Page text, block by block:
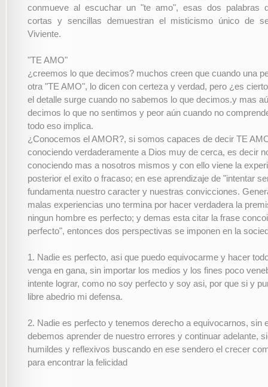
conmueve al escuchar un "te amo", esas dos palabras
cortas y sencillas demuestran el misticismo único de
Viviente.
"TE AMO"
¿creemos lo que decimos? muchos creen que cuando una
otra "TE AMO", lo dicen con certeza y verdad, pero ¿es
el detalle surge cuando no sabemos lo que decimos.y mas
decimos lo que no sentimos y peor aún cuando no
todo eso implica.
¿Conocemos el AMOR?, si somos capaces de decir TE
conociendo verdaderamente a Dios muy de cerca, es decir
conociendo mas a nosotros mismos y con ello viene la
posterior el exito o fracaso; en ese aprendizaje de "intentar
fundamenta nuestro caracter y nuestras convicciones.
malas experiencias uno termina por hacer verdadera la
ningun hombre es perfecto; y demas esta citar la frase
perfecto", entonces dos perspectivas se imponen en la
1. Nadie es perfecto, asi que puedo equivocarme y hacer
venga en gana, sin importar los medios y los fines poco
intente lograr, como no soy perfecto y soy asi, por que si y
libre abedrio mi defensa.
2. Nadie es perfecto y tenemos derecho a equivocarnos, sin
debemos aprender de nuestro errores y continuar adelante,
humildes y reflexivos buscando en ese sendero el crecer
para encontrar la felicidad